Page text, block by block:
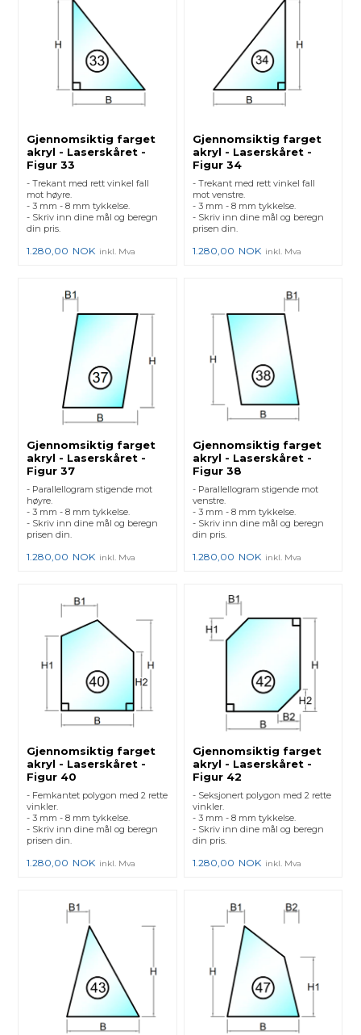
Gjennomsiktig farget
akryl - Laserskåret -
Figur 33
- Trekant med rett vinkel fall
mot høyre.
- 3 mm - 8 mm tykkelse.
- Skriv inn dine mål og beregn
din pris.
1.280,00 NOK inkl. Mva
Gjennomsiktig farget
akryl - Laserskåret -
Figur 34
- Trekant med rett vinkel fall
mot venstre.
- 3 mm - 8 mm tykkelse.
- Skriv inn dine mål og beregn
prisen din.
1.280,00 NOK inkl. Mva
Gjennomsiktig farget
akryl - Laserskåret -
Figur 37
- Parallellogram stigende mot
høyre.
- 3 mm - 8 mm tykkelse.
- Skriv inn dine mål og beregn
prisen din.
1.280,00 NOK inkl. Mva
Gjennomsiktig farget
akryl - Laserskåret -
Figur 38
- Parallellogram stigende mot
venstre.
- 3 mm - 8 mm tykkelse.
- Skriv inn dine mål og beregn
din pris.
1.280,00 NOK inkl. Mva
Gjennomsiktig farget
akryl - Laserskåret -
Figur 40
- Femkantet polygon med 2 rette
vinkler.
- 3 mm - 8 mm tykkelse.
- Skriv inn dine mål og beregn
prisen din.
1.280,00 NOK inkl. Mva
Gjennomsiktig farget
akryl - Laserskåret -
Figur 42
- Seksjonert polygon med 2 rette
vinkler.
- 3 mm - 8 mm tykkelse.
- Skriv inn dine mål og beregn
din pris.
1.280,00 NOK inkl. Mva